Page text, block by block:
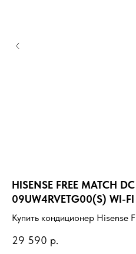
HISENSE FREE MATCH
09UW4RVETG00(S) WI-FI
Купить кондиционер Hisense
под помещение, доставка,
29 590 р.